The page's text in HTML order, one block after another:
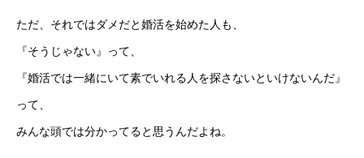
ただ、それではダメだと婚活を始めた人も、
『そうじゃない』って、
『婚活では一緒にいて素でいれる人を探さないといけないんだ』
って、
みんな頭では分かってると思うんだよね。